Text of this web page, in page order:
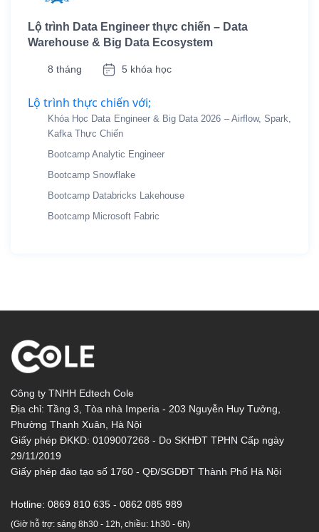
Lộ trình Data Engineer thực chiến – Data
Warehouse & Big Data Ecosystem
8 tháng 5 khóa học
Lộ trình thực chiến với;
Khóa Học Data Engineer & Big Data 2026 – Airflow, Spark,
Kafka Thực Chiến
Bootcamp Analytic Engineer
Bootcamp Snowflake
Bootcamp Databricks Lakehouse
Bootcamp Microsoft Fabric
Công ty TNHH Edtech Cole
Địa chỉ: Tầng 3, Tòa nhà Imperia - 203 Nguyễn Huy Tưởng,
Phường Thanh Xuân, Hà Nội
Giấy phép ĐKKD: 0109007268 - Do SKHĐT TPHN Cấp ngày
29/11/2019
Giấy phép đào tạo số 1760 - QĐ/SGDĐT Thành Phố Hà Nội
Hotline: 0869 810 635 - 0862 085 989
(Giờ hỗ trợ: sáng 8h30 - 12h, chiều: 1h30 - 6h)